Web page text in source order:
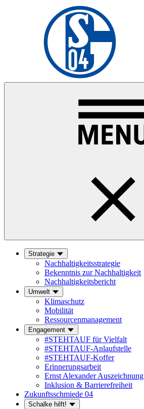
Strategie
Nachhaltigkeitsstrategie
Bekenntnis zur Nachhaltigkeit
Nachhaltigkeitsbericht
Umwelt
Klimaschutz
Mobilität
Ressourcenmanagement
Engagement
#STEHTAUF für Vielfalt
#STEHTAUF-Anlaufstelle
#STEHTAUF-Koffer
Erinnerungsarbeit
Ernst Alexander Auszeichnung
Inklusion & Barrierefreiheit
Zukunftsschmiede 04
Schalke hilft!